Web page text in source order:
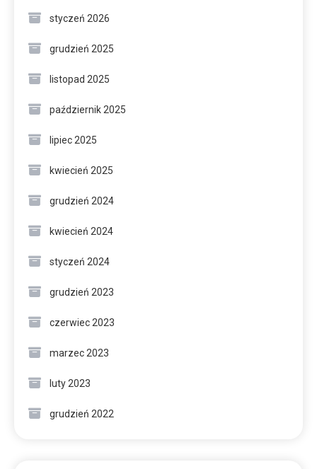
styczeń 2026
grudzień 2025
listopad 2025
październik 2025
lipiec 2025
kwiecień 2025
grudzień 2024
kwiecień 2024
styczeń 2024
grudzień 2023
czerwiec 2023
marzec 2023
luty 2023
grudzień 2022